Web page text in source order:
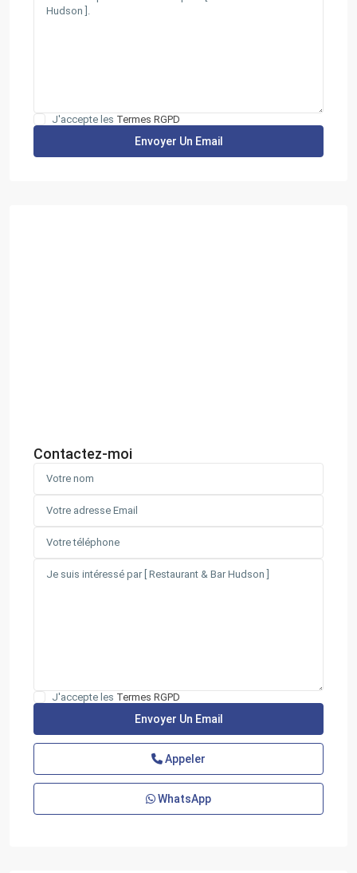
J'accepte les Termes RGPD
Contactez-moi
J'accepte les Termes RGPD
Appeler
WhatsApp